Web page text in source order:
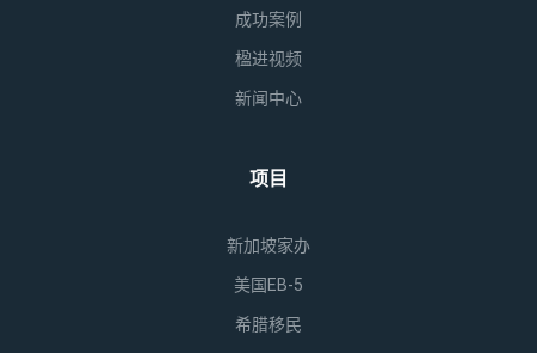
成功案例
楹进视频
新闻中心
项目
新加坡家办
美国EB-5
希腊移民